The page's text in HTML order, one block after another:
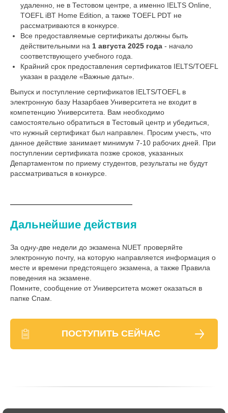
удаленно, не в Тестовом центре, а именно IELTS Online,
TOEFL iBT Home Edition, а также TOEFL PDT не
рассматриваются в конкурсе.
Все предоставляемые сертификаты должны быть
действительными на 1 августа 2025 года - начало
соответствующего учебного года.
Крайний срок предоставления сертификатов IELTS/TOEFL
указан в разделе «Важные даты».
Выпуск и поступление сертификатов IELTS/TOEFL в
электронную базу Назарбаев Университета не входит в
компетенцию Университета. Вам необходимо
самостоятельно обратиться в Тестовый центр и убедиться,
что нужный сертификат был направлен. Просим учесть, что
данное действие занимает минимум 7-10 рабочих дней. При
поступлении сертификата позже сроков, указанных
Департаментом по приему студентов, результаты не будут
рассматриваться в конкурсе.
Дальнейшие действия
За одну-две недели до экзамена NUET проверяйте
электронную почту, на которую направляется информация о
месте и времени предстоящего экзамена, а также Правила
поведения на экзамене.
Помните, сообщение от Университета может оказаться в
папке Спам.
ПОСТУПИТЬ СЕЙЧАС